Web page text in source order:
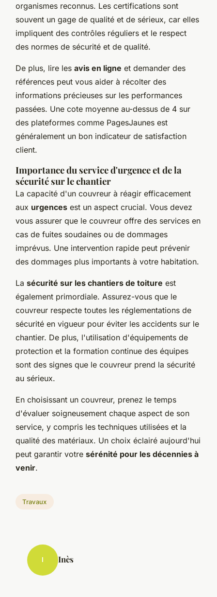
organismes reconnus. Les certifications sont
souvent un gage de qualité et de sérieux, car elles
impliquent des contrôles réguliers et le respect
des normes de sécurité et de qualité.
De plus, lire les avis en ligne et demander des
références peut vous aider à récolter des
informations précieuses sur les performances
passées. Une cote moyenne au-dessus de 4 sur
des plateformes comme PagesJaunes est
généralement un bon indicateur de satisfaction
client.
Importance du service d'urgence et de la
sécurité sur le chantier
La capacité d'un couvreur à réagir efficacement
aux urgences est un aspect crucial. Vous devez
vous assurer que le couvreur offre des services en
cas de fuites soudaines ou de dommages
imprévus. Une intervention rapide peut prévenir
des dommages plus importants à votre habitation.
La sécurité sur les chantiers de toiture est
également primordiale. Assurez-vous que le
couvreur respecte toutes les réglementations de
sécurité en vigueur pour éviter les accidents sur le
chantier. De plus, l'utilisation d'équipements de
protection et la formation continue des équipes
sont des signes que le couvreur prend la sécurité
au sérieux.
En choisissant un couvreur, prenez le temps
d'évaluer soigneusement chaque aspect de son
service, y compris les techniques utilisées et la
qualité des matériaux. Un choix éclairé aujourd'hui
peut garantir votre sérénité pour les décennies à
venir.
Travaux
I Inès